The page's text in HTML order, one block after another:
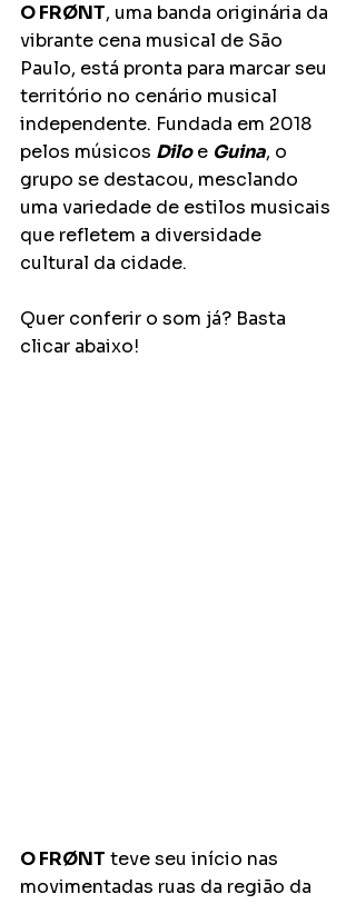
O FRØNT, uma banda originária da
vibrante cena musical de São
Paulo, está pronta para marcar seu
território no cenário musical
independente. Fundada em 2018
pelos músicos Dilo e Guina, o
grupo se destacou, mesclando
uma variedade de estilos musicais
que refletem a diversidade
cultural da cidade.
Quer conferir o som já? Basta
clicar abaixo!
O FRØNT teve seu início nas
movimentadas ruas da região da